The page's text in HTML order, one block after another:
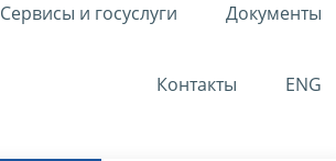
Сервисы и госуслуги Документы
Контакты ENG